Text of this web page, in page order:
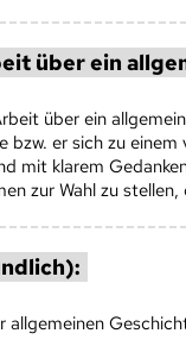
über ein
über ein
bzw. er sich zu
mit klarem
zur Wahl zu
allgemeinen